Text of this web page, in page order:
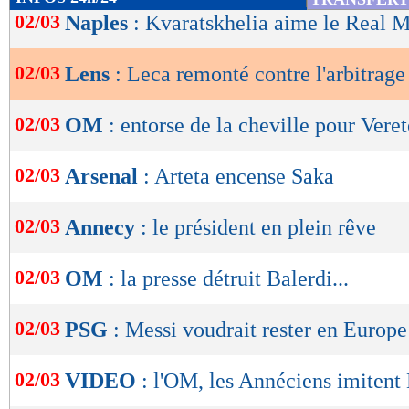
de
lecture
OK
02/03 Naples : Kvaratskhelia aime le Real
02/03 Lens : Leca remonté contre l'arbitrage
02/03 OM : entorse de la cheville pour
02/03 Arsenal : Arteta encense Saka
02/03 Annecy : le président en plein rêve
02/03 OM : la presse détruit Balerdi...
02/03 PSG : Messi voudrait rester en Europe
02/03 VIDEO : l'OM, les Annéciens imitent